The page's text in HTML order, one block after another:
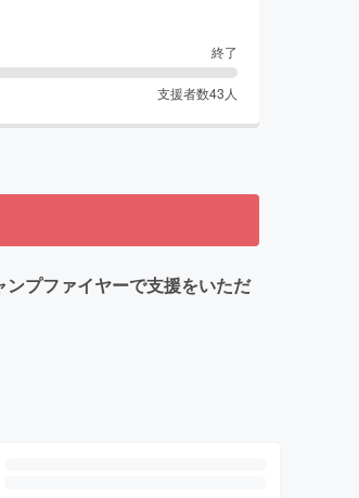
終了
支援者数43 人
プファイヤーで支援をいただ